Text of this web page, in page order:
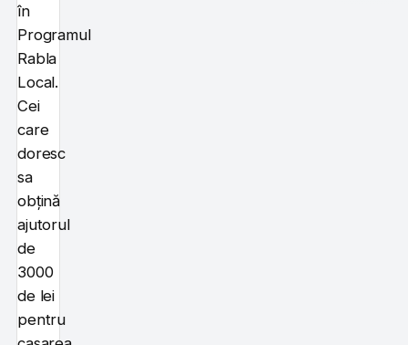
în
Programul
Rabla
Local.
Cei
care
doresc
sa
obțină
ajutorul
de
3000
de lei
pentru